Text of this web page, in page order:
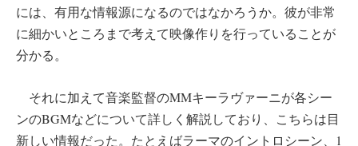
には、有用な情報源になるのではなかろうか。彼が非常
に細かいところまで考えて映像作りを行っていることが
分かる。
それに加えて音楽監督のMMキーラヴァーニが各シー
ンのBGMなどについて詳しく解説しており、こちらは目
新しい情報だった。たとえばラーマのイントロシーン、1